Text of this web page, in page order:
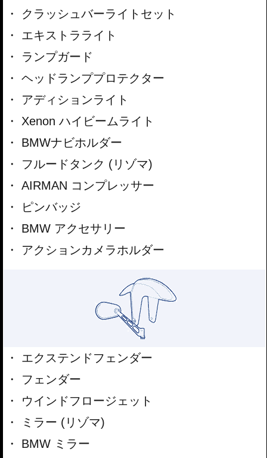
クラッシュバーライトセット
エキストラライト
ランプガード
ヘッドランププロテクター
アディションライト
Xenon ハイビームライト
BMWナビホルダー
フルードタンク (リゾマ)
AIRMAN コンプレッサー
ピンバッジ
BMW アクセサリー
アクションカメラホルダー
エクステンドフェンダー
フェンダー
ウインドフロージェット
ミラー (リゾマ)
BMW ミラー